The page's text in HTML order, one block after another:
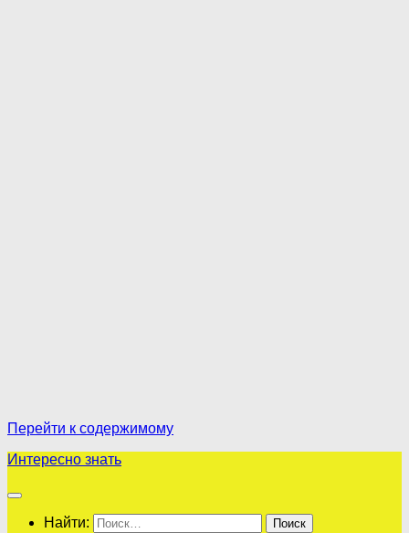
Перейти к содержимому
Интересно знать
Найти: